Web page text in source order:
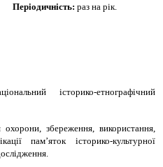
Періодичність: раз на рік.
історико-етнографічний
охорони, збереження, використання,
пам’яток історико-культурної